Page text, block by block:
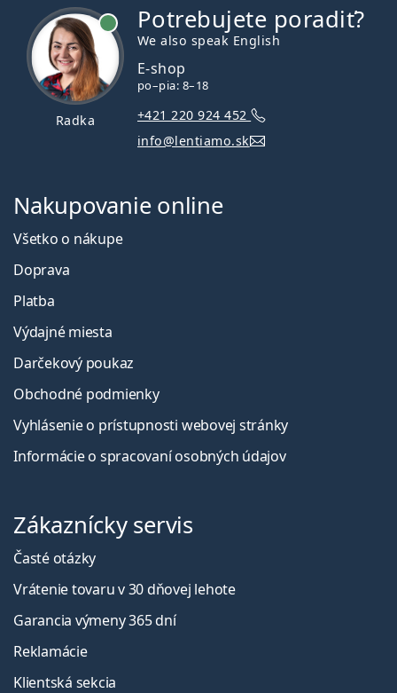
Radka
Potrebujete poradiť?
We also speak English
E-shop
po–pia: 8–18
+421 220 924 452
info@lentiamo.sk
Nakupovanie online
Všetko o nákupe
Doprava
Platba
Výdajné miesta
Darčekový poukaz
Obchodné podmienky
Vyhlásenie o prístupnosti webovej stránky
Informácie o spracovaní osobných údajov
Zákaznícky servis
Časté otázky
Vrátenie tovaru v 30 dňovej lehote
Garancia výmeny 365 dní
Reklamácie
Klientská sekcia